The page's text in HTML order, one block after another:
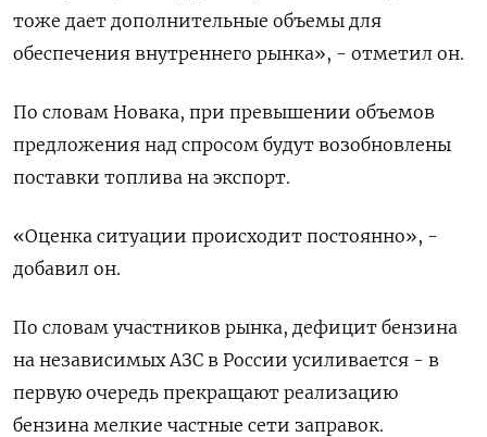
тоже дает дополнительные объемы для
обеспечения внутреннего рынка», - отметил он.
По словам Новака, при превышении объемов
предложения над спросом будут возобновлены
поставки топлива на экспорт.
«Оценка ситуации происходит постоянно», -
добавил он.
По словам участников рынка, дефицит бензина
на независимых АЗС в России усиливается - в
первую очередь прекращают реализацию
бензина мелкие частные сети заправок.